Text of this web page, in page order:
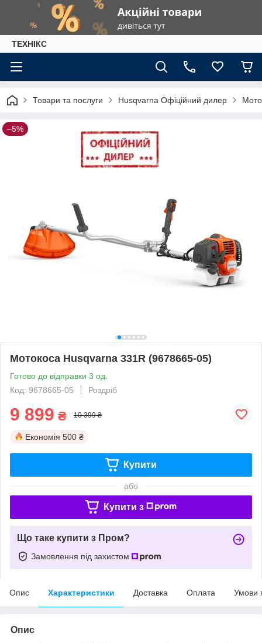
ТЕХНІКС
Товари та послуги Husqvarna Офіційний дилер
–5%
Мотокоса Husqvarna 331R (9678665-05)
Готово до відправки 3 од.
Код: 9678665-05
Роздріб
9 899 ₴ 10 399 ₴
Економія 500 ₴
Купити
або
Купити з
Що таке купити з Пром?
Замовлення під захистом
Опис Характеристики Доставка Оплата Умови
Опис